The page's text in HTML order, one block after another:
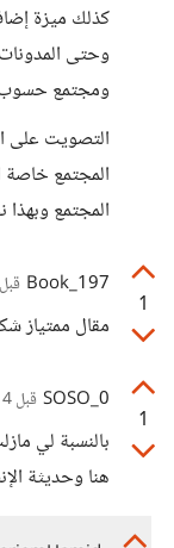
كذلك ميزة
وحتى
ومجتمع حسوب
التصويت على
المجتمع خاصة
المجتمع
1
Book_197 قبل 4 سنوات
مقال ممتياز
1
SOSO_0 قبل 4 سنوات
بالنسبة لي
هنا وحديثة